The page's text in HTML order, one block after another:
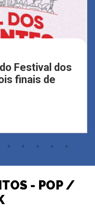
Festival dos
finais de
- POP /